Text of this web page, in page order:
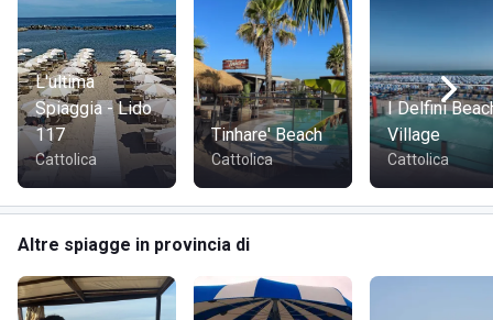
L'ultima
Spiaggia - Lido
117
Cattolica
Tinhare' Beach
Cattolica
I Delfini
Village
Cattolica
Altre spiagge in provincia di